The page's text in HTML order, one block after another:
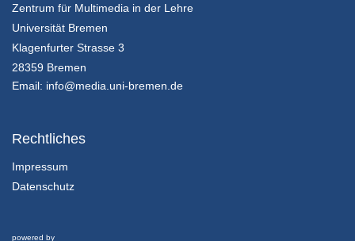
13/03/2019
Zentrum für Multimedia in der Lehre
Universität Bremen
Klagenfurter Strasse 3
28359 Bremen
Email: info@media.uni-bremen.de
Rechtliches
Impressum
Datenschutz
powered by